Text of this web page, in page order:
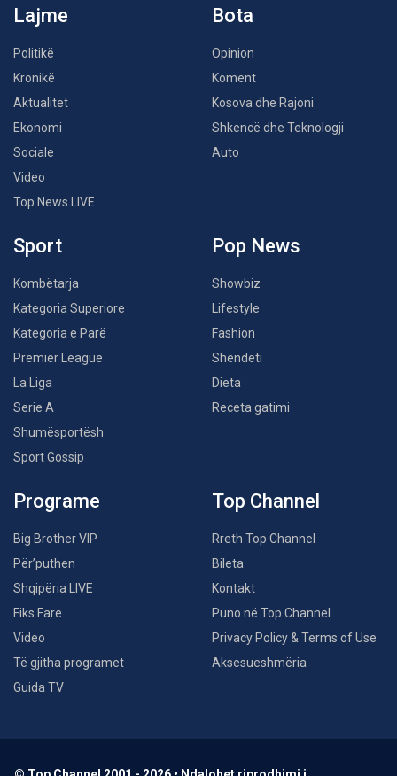
Lajme
Politikë
Kronikë
Aktualitet
Ekonomi
Sociale
Video
Top News LIVE
Bota
Opinion
Koment
Kosova dhe Rajoni
Shkencë dhe Teknologji
Auto
Sport
Kombëtarja
Kategoria Superiore
Kategoria e Parë
Premier League
La Liga
Serie A
Shumësportësh
Sport Gossip
Pop News
Showbiz
Lifestyle
Fashion
Shëndeti
Dieta
Receta gatimi
Programe
Big Brother VIP
Për’puthen
Shqipëria LIVE
Fiks Fare
Video
Të gjitha programet
Guida TV
Top Channel
Rreth Top Channel
Bileta
Kontakt
Puno në Top Channel
Privacy Policy & Terms of Use
Aksesueshmëria